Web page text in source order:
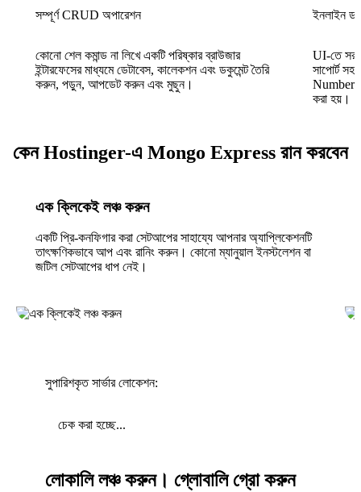
সম্পূর্ণ CRUD অপারেশন
কোনো শেল কমান্ড না লিখে একটি পরিষ্কার ব্রাউজার
ইন্টারফেসের মাধ্যমে ডেটাবেস, কালেকশন এবং ডকুমেন্ট তৈরি
করুন, পড়ুন, আপডেট করুন এবং মুছুন।
ইনলাইন
UI-তে
সাপোর্ট
করা হয়।
কেন Hostinger-এ Mongo Express রান করবেন
এক ক্লিকেই লঞ্চ করুন
একটি প্রি-কনফিগার করা সেটআপের সাহায্যে আপনার অ্যাপ্লিকেশনটি
তাৎক্ষণিকভাবে আপ এবং রানিং করুন। কোনো ম্যানুয়াল ইনস্টলেশন বা
জটিল সেটআপের ধাপ নেই।
সুপারিশকৃত সার্ভার লোকেশন:
চেক করা হচ্ছে...
লোকালি লঞ্চ করুন। গ্লোবালি গ্রো করুন